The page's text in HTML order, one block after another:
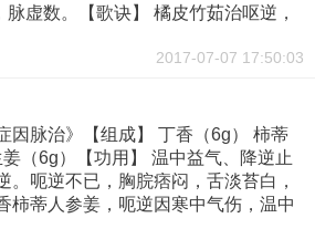
虚数。【歌诀】 橘皮竹茹治呕逆，
2017-07-07 17:50:03
因脉治》【组成】 丁香（6g） 柿蒂
姜（6g）【功用】 温中益气、降逆止
。呃逆不已，胸脘痞闷，舌淡苔白，
柿蒂人参姜，呃逆因寒中气伤，温中